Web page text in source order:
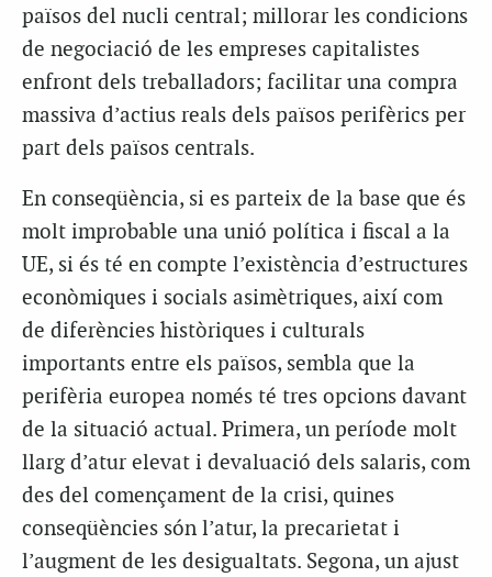
països del nucli central; millorar les condicions
de negociació de les empreses capitalistes
enfront dels treballadors; facilitar una compra
massiva d’actius reals dels països perifèrics per
part dels països centrals.
En conseqüència, si es parteix de la base que és
molt improbable una unió política i fiscal a la
UE, si és té en compte l’existència d’estructures
econòmiques i socials asimètriques, així com
de diferències històriques i culturals
importants entre els països, sembla que la
perifèria europea només té tres opcions davant
de la situació actual. Primera, un període molt
llarg d’atur elevat i devaluació dels salaris, com
des del començament de la crisi, quines
conseqüències són l’atur, la precarietat i
l’augment de les desigualtats. Segona, un ajust